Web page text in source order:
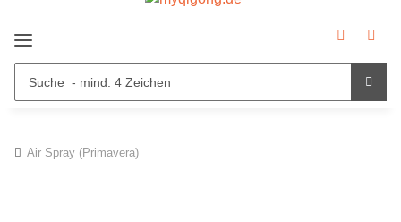
Air Spray (Primavera)